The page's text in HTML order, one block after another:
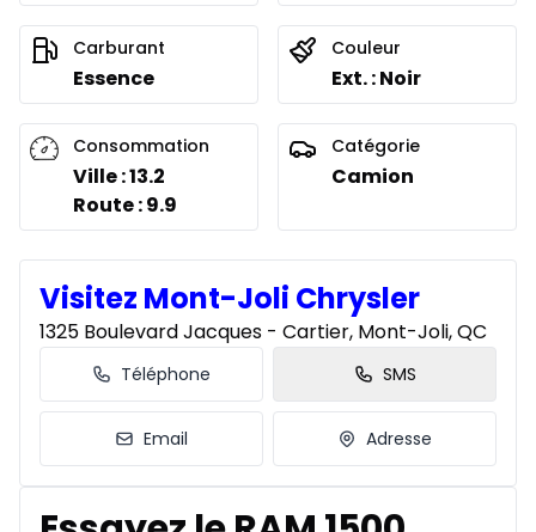
Location sur 54 mois
Location sur 54 mois
0.00 $ d'acompte • 3.99%
À partir de :
239$/
Location sur 51 mois
Location sur 51 mois
0.00 $ d'acompte • 3.99%
À partir de :
Location sur 48 mois
Location sur 48 mois
0.00 $ d'acompte • 3.99%
À partir de :
255 $/Sem.
Location sur 42 mois
Location sur 42 mois
265$/
Carburant
Essence
Couleur
Ext. : Noir
Consommation
Ville : 13.2
Route : 9.9
Catégorie
Camion
Visitez Mont-Joli Chrysler
1325 Boulevard Jacques - Cartier, Mont-Joli, QC
Téléphone SMS
Email Adresse